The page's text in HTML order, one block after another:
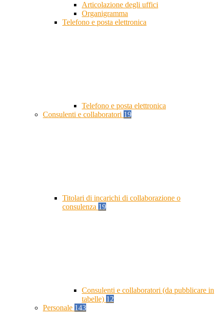
Articolazione degli uffici
Organigramma
Telefono e posta elettronica
Telefono e posta elettronica
Consulenti e collaboratori 19
Titolari di incarichi di collaborazione o
consulenza 19
Consulenti e collaboratori (da pubblicare in
tabelle) 12
Personale 143